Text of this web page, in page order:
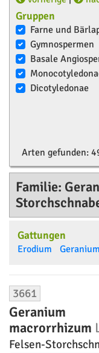
Gruppen
Farne und
Gymnospermen
Basale
Dicotyledonae
Arten gefunden:
Familie:
Gattungen
Erodium Geranium
3661
Geranium
macrorrhizum
Felsen-